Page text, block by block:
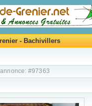
- Bachivillers
#97363